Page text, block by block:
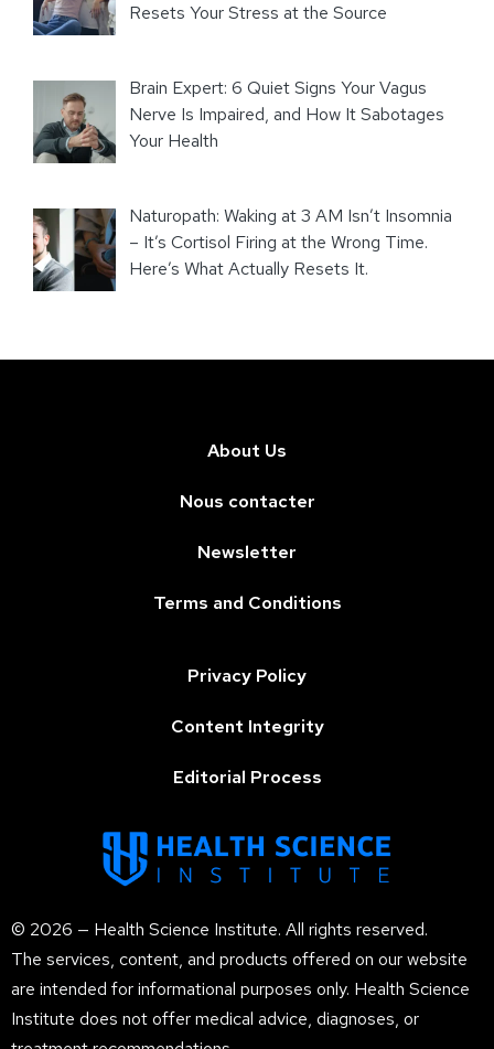
Resets Your Stress at the Source
Brain Expert: 6 Quiet Signs Your Vagus
Nerve Is Impaired, and How It Sabotages
Your Health
Naturopath: Waking at 3 AM Isn’t Insomnia
– It’s Cortisol Firing at the Wrong Time.
Here’s What Actually Resets It.
© 2026 — Health Science Institute. All rights reserved.
The services, content, and products offered on our website
are intended for informational purposes only. Health Science
Institute does not offer medical advice, diagnoses, or
About Us
Nous contacter
Newsletter
Terms and Conditions
Privacy Policy
Content Integrity
Editorial Process